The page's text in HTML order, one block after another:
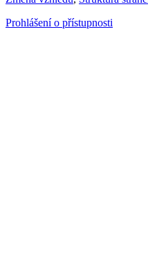
Prohlášení o přístupnosti